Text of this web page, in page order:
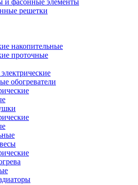
и фасонные элементы
решетки
накопительные
проточные
обогреватели